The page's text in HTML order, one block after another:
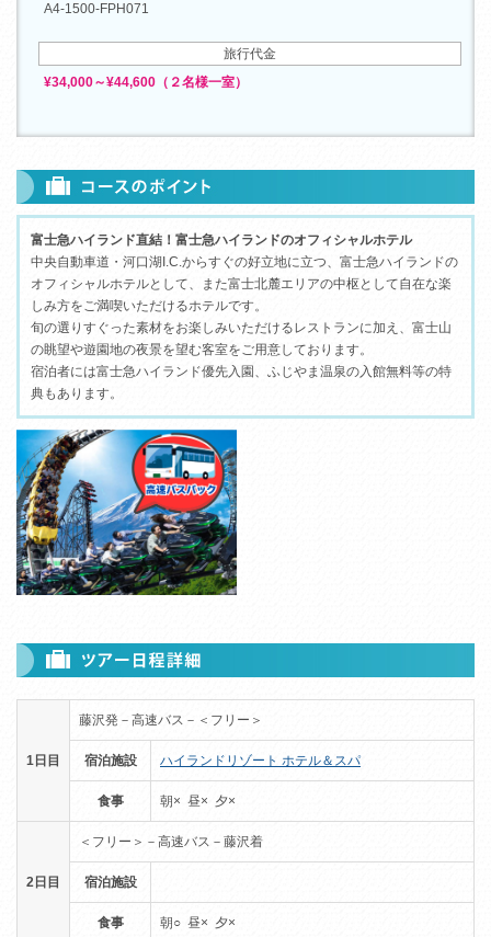
A4-1500-FPH071
旅行代金
¥34,000～¥44,600（２名様一室）
富士急ハイランド直結！富士急ハイランドのオフィシャルホテル
中央自動車道・河口湖I.C.からすぐの好立地に立つ、富士急ハイランドの
オフィシャルホテルとして、また富士北麓エリアの中枢として自在な楽
しみ方をご満喫いただけるホテルです。
旬の選りすぐった素材をお楽しみいただけるレストランに加え、富士山
の眺望や遊園地の夜景を望む客室をご用意しております。
宿泊者には富士急ハイランド優先入園、ふじやま温泉の入館無料等の特
典もあります。
1日目
藤沢発－高速バス－＜フリー＞
宿泊施設 ハイランドリゾート ホテル＆スパ
食事 朝× 昼× 夕×
2日目
＜フリー＞－高速バス－藤沢着
宿泊施設
食事 朝○ 昼× 夕×